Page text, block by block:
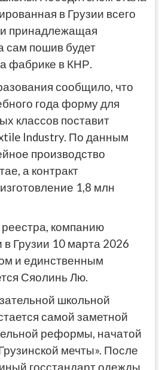
в Грузии всего
принадлежащая
сам пошив будет
фабрике в КНР.
сообщило, что
года форму для
классов поставит
Industry. По данным
производство
а контракт
1,8 млн
реестра, компанию
в Грузии 10 марта 2026
и единственным
Сяолинь Лю.
школьной
самой заметной
реформы, начатой
мечты». После
госстандарт одежды